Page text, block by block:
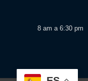
8 am a 6:30 pm